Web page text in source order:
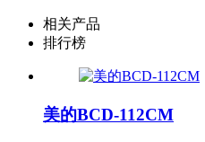
相关产品
排行榜
美的BCD-112CM